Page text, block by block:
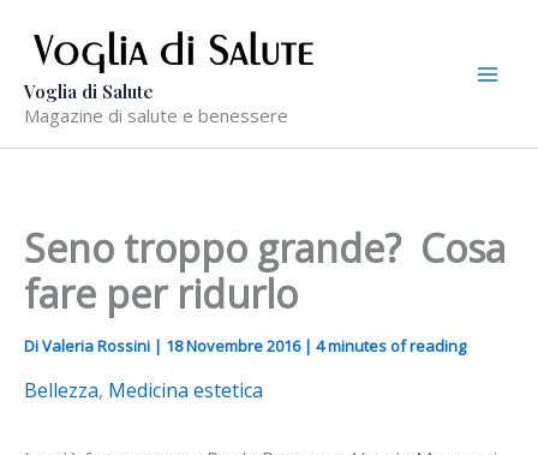
contenuto
Voglia di Salute
Magazine di salute e benessere
Seno troppo grande? Cosa
fare per ridurlo
DiValeria Rossini | 18 Novembre 2016 | 4 minutes of reading
Bellezza, Medicina estetica